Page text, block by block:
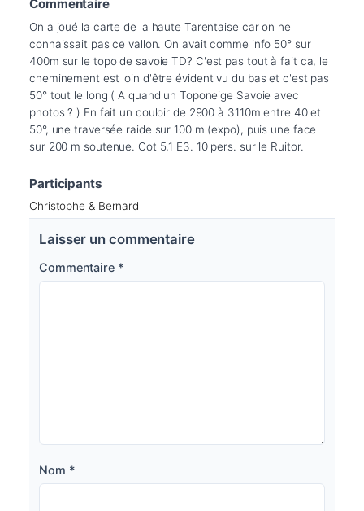
Commentaire
On a joué la carte de la haute Tarentaise car on ne
connaissait pas ce vallon. On avait comme info 50° sur
400m sur le topo de savoie TD? C'est pas tout à fait ca, le
cheminement est loin d'être évident vu du bas et c'est pas
50° tout le long ( A quand un Toponeige Savoie avec
photos ? ) En fait un couloir de 2900 à 3110m entre 40 et
50°, une traversée raide sur 100 m (expo), puis une face
Participants
Christophe & Bernard
Laisser un commentaire
Commentaire *
Nom *